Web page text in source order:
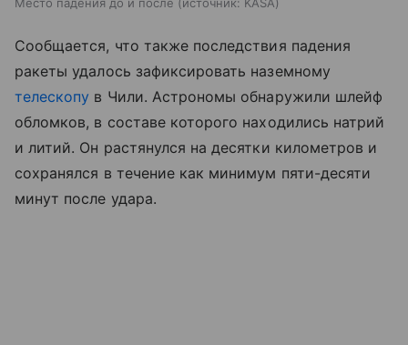
Сообщается, что также последствия падения
ракеты удалось зафиксировать наземному
телескопу в Чили. Астрономы обнаружили шлейф
обломков, в составе которого находились натрий
и литий. Он растянулся на десятки километров и
сохранялся в течение как минимум пяти-десяти
минут после удара.